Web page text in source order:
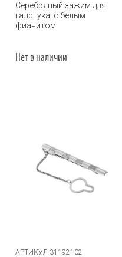
Серебряный зажим для
галстука, с белым
фианитом
Нет в наличии
АРТИКУЛ 31192102